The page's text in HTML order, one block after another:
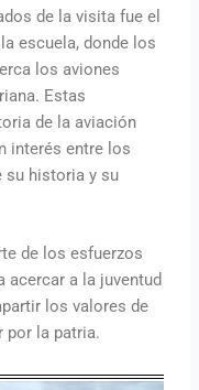
de la visita fue el
escuela, donde los
los aviones
Estas
de la aviación
interés entre los
su historia y su
de los esfuerzos
acercar a la juventud
los valores de
por la patria.